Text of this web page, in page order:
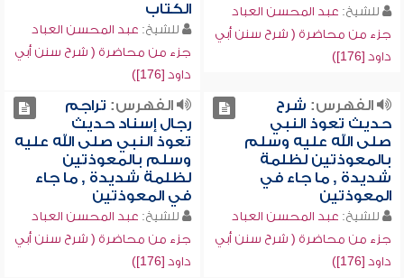
للشيخ: عبد المحسن العباد
جزء من محاضرة ( شرح سنن أبي
داود [176])
الكتاب
للشيخ: عبد المحسن العباد
جزء من محاضرة ( شرح سنن أبي
داود [176])
الفهرس: شرح
حديث تعوذ النبي
صلى الله عليه وسلم
بالمعوذتين لظلمة
شديدة , ما جاء في
المعوذتين
للشيخ: عبد المحسن العباد
جزء من محاضرة ( شرح سنن أبي
داود [176])
الفهرس: تراجم
رجال إسناد حديث
تعوذ النبي صلى الله عليه
وسلم بالمعوذتين
لظلمة شديدة , ما جاء
في المعوذتين
للشيخ: عبد المحسن العباد
جزء من محاضرة ( شرح سنن أبي
داود [176])